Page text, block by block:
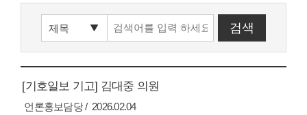
[기호일보 기고] 김대중 의원
언론홍보담당 2026.02.04